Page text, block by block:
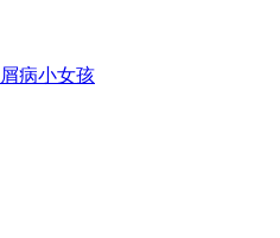
病小女孩